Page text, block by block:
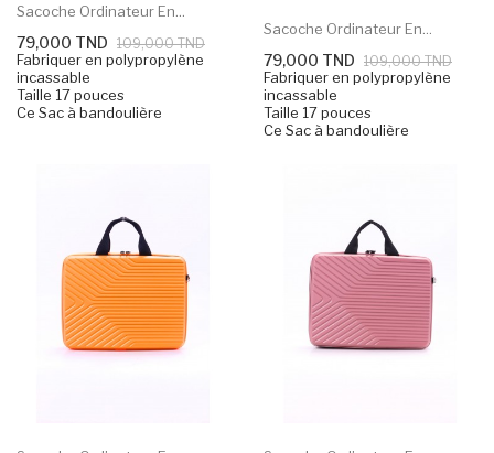
Sacoche Ordinateur En...
79,000 TND 109,000 TND
Fabriquer en polypropylène
incassable
Taille 17 pouces
Ce Sac à bandoulière
Sacoche Ordinateur En...
79,000 TND 109,000 TND
Fabriquer en polypropylène
incassable
Taille 17 pouces
Ce Sac à bandoulière